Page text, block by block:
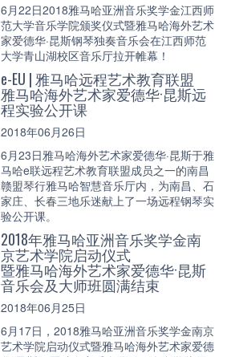
6月22日2018雅马哈亚洲音乐奖学金江西师
范大学音乐学院颁奖仪式暨雅马哈海外艺术
家爱德华·昆斯钢琴独奏音乐会在江西师范
大学青山湖校区音乐厅拉开帷幕！
e-EU | 雅马哈远程艺术教育联盟
雅马哈海外艺术家爱德华·昆斯远
程实验公开课
2018年06月26日
6月23日雅马哈海外艺术家爱德华·昆斯于雅
马哈e联远程艺术教育联盟成员之一的南昌
赣盟琴行雅马哈智慧音乐厅内，为南昌、石
家庄、长春三地乐迷献上了一场远程钢琴实
验公开课。
2018年雅马哈亚洲音乐奖学金南
京艺术学院启动仪式
暨雅马哈海外艺术家爱德华·昆斯
音乐会及大师班圆满结束
2018年06月25日
6月17日，2018雅马哈亚洲音乐奖学金南京
艺术学院启动仪式暨雅马哈海外艺术家爱德